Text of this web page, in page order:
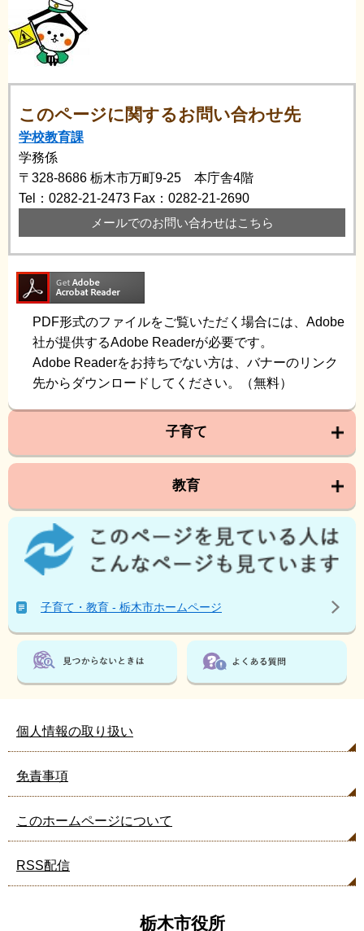
このページに関するお問い合わせ先
学校教育課
学務係
〒328-8686 栃木市万町9-25 本庁舎4階
Tel：0282-21-2473 Fax：0282-21-2690
メールでのお問い合わせはこちら
PDF形式のファイルをご覧いただく場合には、Adobe
社が提供するAdobe Readerが必要です。
Adobe Readerをお持ちでない方は、バナーのリンク
先からダウンロードしてください。（無料）
子育て
教育
こ
を
見
は
こ
な
ペ
ジ
見
て
子育て・教育 - 栃木市ホームページ
個人情報の取り扱い
免責事項
このホームページについて
RSS配信
栃木市役所